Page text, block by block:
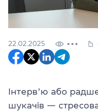
22.02.2025
Інтервʼю або
шукачів —